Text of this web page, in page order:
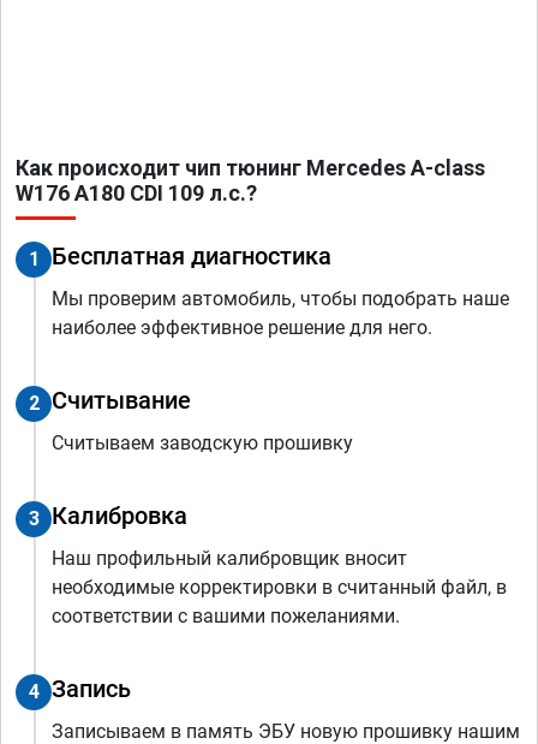
Как происходит чип тюнинг Mercedes A-class
W176 A180 CDI 109 л.с.?
1 Бесплатная диагностика
Мы проверим автомобиль, чтобы подобрать наше
наиболее эффективное решение для него.
2 Считывание
Считываем заводскую прошивку
3 Калибровка
Наш профильный калибровщик вносит
необходимые корректировки в считанный файл, в
соответствии с вашими пожеланиями.
4 Запись
Записываем в память ЭБУ новую прошивку нашим